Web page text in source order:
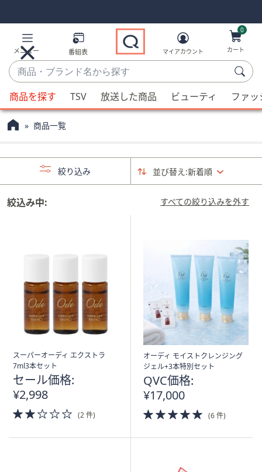
Links
Links2
メニュー 番組表
商
品・
ブ
ラ
ン
す
候
補
が
利
可
な
場
は
タ
ッ
チ
デ
イ
マイアカウント
0
カート
商品を探す TSV 放送した商品 ビューティ ファ
商品一覧
並び替え:新着順
絞り込み
すべての絞り込みを外す
絞込み中:
スーパーオーディ エクストラ
7ml3本セット
セール価格:
¥2,998
2.0
of
(2 件)
オーディ モイストクレンジング
ジェル+3本特別セット
QVC価格:
¥17,000
5.0
of
(6 件)